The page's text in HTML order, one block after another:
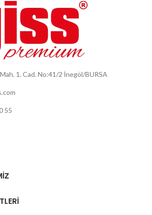
1. Cad. No:41/2 İnegöl/BURSA
55